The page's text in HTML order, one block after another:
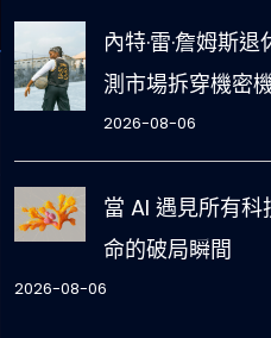
內特·雷·詹姆斯
測市場拆穿機密
2026-08-06
當 AI 遇見所有
命的破局瞬間
2026-08-06